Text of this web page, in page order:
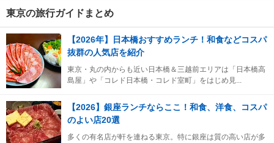
東京の旅行ガイドまとめ
【2026年】日本橋おすすめランチ！和食などコスパ
抜群の人気店を紹介
東京・丸の内からも近い日本橋＆三越前エリアは「日本橋高
島屋」や「コレド日本橋・コレド室町」をはじめ見...
【2026】銀座ランチならここ！和食、洋食、コスパ
のよい店20選
多くの有名店が軒を連ねる東京。特に銀座は質の高い店が多